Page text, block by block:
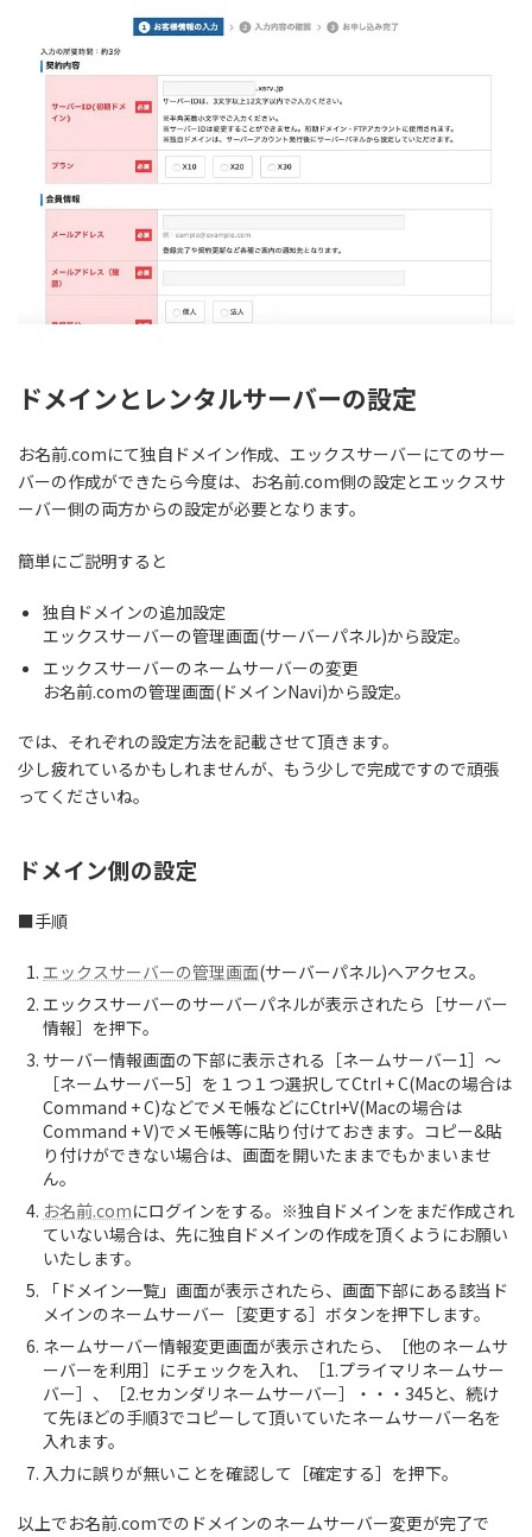
ドメインとレンタルサーバーの設定
お名前.comにて独自ドメイン作成、エックスサーバーにてのサー
バーの作成ができたら今度は、 お名前.com側の設定とエックスサ
ーバー側の両方からの設定が必要となります。
簡単にご説明すると
独自ドメインの追加設定
エックスサーバーの管理画面(サーバーパネル)から設定。
エックスサーバーのネームサーバーの変更
お名前.comの管理画面(ドメインNavi)から設定。
では、それぞれの設定方法を記載させて頂きます。
少し疲れているかもしれませんが、もう少しで完成ですので頑張
ってくださいね。
ドメイン側の設定
■手順
エックスサーバーの管理画面(サーバーパネル)へアクセス。
エックスサーバーのサーバーパネルが表示されたら［サーバー
情報］を押下。
サーバー情報画面の下部に表示される［ネームサーバー1］〜
［ネームサーバー5］を１つ１つ選択してCtrl + C(Macの場合は
Command + C)などでメモ帳などにCtrl+V(Macの場合は
Command + V)でメモ帳等に貼り付けておきます。コピー&貼
り付けができない場合は、画面を開いたままでもかまいませ
ん。
お名前.comにログインをする。※独自ドメインをまだ作成され
ていない場合は、先に独自ドメインの作成を頂くようにお願い
いたします。
「ドメイン一覧」画面が表示されたら、画面下部にある該当ド
メインのネームサーバー［変更する］ボタンを押下します。
ネームサーバー情報変更画面が表示されたら、［他のネームサ
ーバーを利用］にチェックを入れ、［1.プライマリネームサー
バー］、［2.セカンダリネームサーバー］・・・345と、続け
て先ほどの手順3でコピーして頂いていたネームサーバー名を
入れます。
入力に誤りが無いことを確認して［確定する］を押下。
以上でお名前.comでのドメインのネームサーバー変更が完了で